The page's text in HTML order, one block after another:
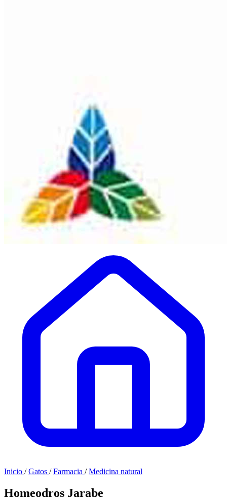
Inicio / Gatos / Farmacia / Medicina natural
Homeodros Jarabe